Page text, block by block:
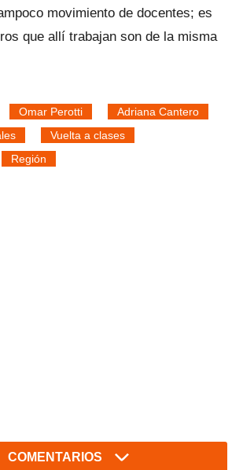
movimiento de docentes; es
que allí trabajan son de la misma
Omar Perotti
Adriana Cantero
Vuelta a clases
Región
COMENTARIOS